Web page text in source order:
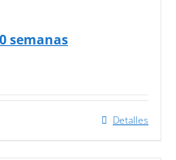
semanas
Detalles